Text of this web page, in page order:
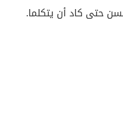
حتى كاد أن يتكلما.